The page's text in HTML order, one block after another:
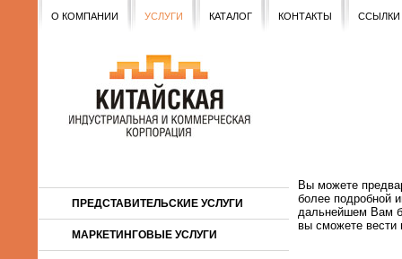
О КОМПАНИИ УСЛУГИ КАТАЛОГ КОНТАКТЫ ССЫЛКИ
ПРЕДСТАВИТЕЛЬСКИЕ УСЛУГИ
МАРКЕТИНГОВЫЕ УСЛУГИ
Вы можете
более подробной
дальнейшем Вам
вы сможете вести